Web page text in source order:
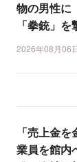
物の男性に
「拳銃」
2026年08月06
「売上金
業員を館内